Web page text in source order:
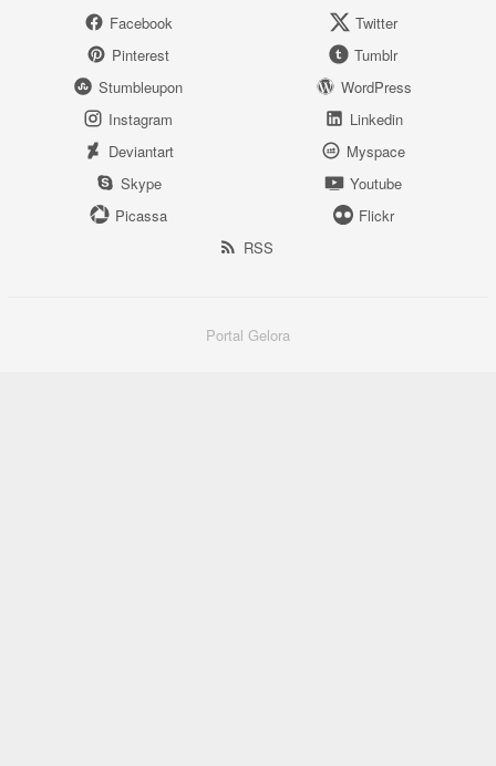
Facebook
Twitter
Pinterest
Tumblr
Stumbleupon
WordPress
Instagram
Linkedin
Deviantart
Myspace
Skype
Youtube
Picassa
Flickr
RSS
Portal Gelora